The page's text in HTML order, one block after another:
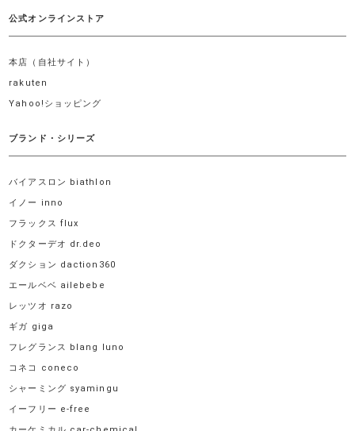
公式オンラインストア
本店（自社サイト）
rakuten
Yahoo!ショッピング
ブランド・シリーズ
バイアスロン biathlon
イノー inno
フラックス flux
ドクターデオ dr.deo
ダクション daction360
エールベベ ailebebe
レッツオ razo
ギガ giga
フレグランス blang luno
コネコ coneco
シャーミング syamingu
イーフリー e-free